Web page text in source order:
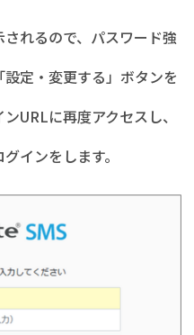
れるので、パスワード強
定・変更する」ボタンを
URLに再度アクセスし、
インをします。